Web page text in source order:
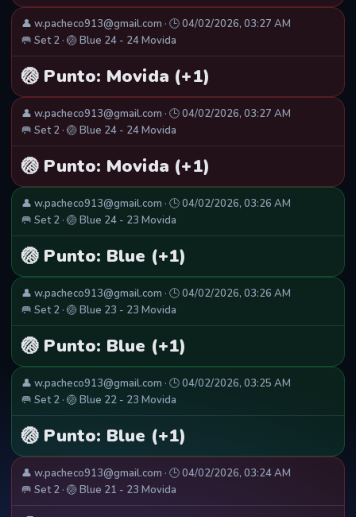
👤 w.pacheco913@gmail.com · 🕒 04/02/2026, 03:27 AM
🥅 Set 2 · 🏐 Blue 24 - 24 Movida
🏐 Punto: Movida (+1)
👤 w.pacheco913@gmail.com · 🕒 04/02/2026, 03:27 AM
🥅 Set 2 · 🏐 Blue 24 - 24 Movida
🏐 Punto: Movida (+1)
👤 w.pacheco913@gmail.com · 🕒 04/02/2026, 03:26 AM
🥅 Set 2 · 🏐 Blue 24 - 23 Movida
🏐 Punto: Blue (+1)
👤 w.pacheco913@gmail.com · 🕒 04/02/2026, 03:26 AM
🥅 Set 2 · 🏐 Blue 23 - 23 Movida
🏐 Punto: Blue (+1)
👤 w.pacheco913@gmail.com · 🕒 04/02/2026, 03:25 AM
🥅 Set 2 · 🏐 Blue 22 - 23 Movida
🏐 Punto: Blue (+1)
👤 w.pacheco913@gmail.com · 🕒 04/02/2026, 03:24 AM
🥅 Set 2 · 🏐 Blue 21 - 23 Movida